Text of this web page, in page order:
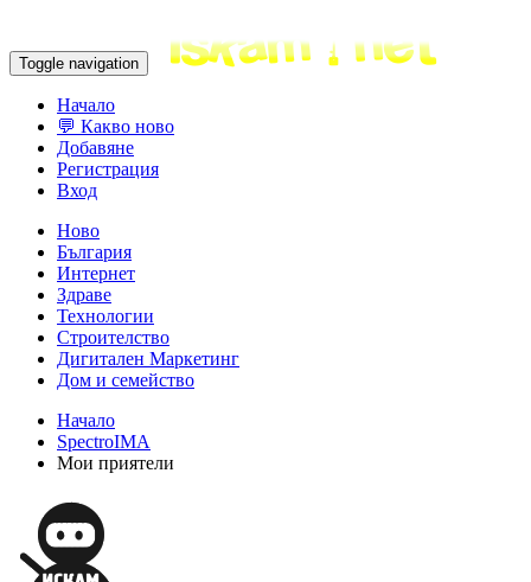
Toggle navigation
Начало
💬 Какво ново
Добавяне
Регистрация
Вход
Ново
България
Интернет
Здраве
Технологии
Строителство
Дигитален Маркетинг
Дом и семейство
Начало
SpectroIMA
Мои приятели